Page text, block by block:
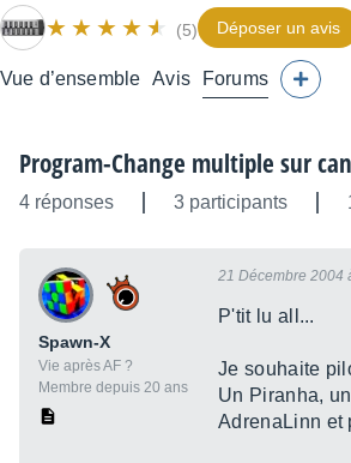
(5) Déposer un avis
Vue d’ensemble Avis Forums
Program-Change multiple sur
4 réponses 3 participants
Spawn-X
Vie après AF ?
Membre depuis 20 ans
21 Décembre 2004
P'tit lu all...
Je souhaite
Un Piranha,
AdrenaLinn et